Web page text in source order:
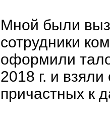
Мной были
сотрудники
оформили
2018 г. и
причастных к